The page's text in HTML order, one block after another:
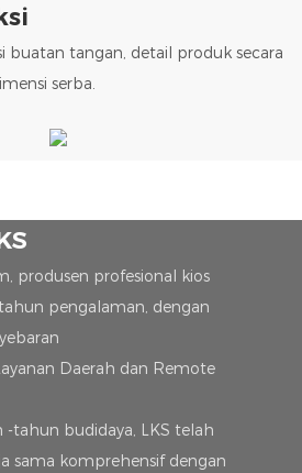
buatan tangan, detail produk secara
serba.
produsen profesional kios
pengalaman, dengan
Daerah dan Remote
tahun budidaya, LKS telah
sama komprehensif dengan